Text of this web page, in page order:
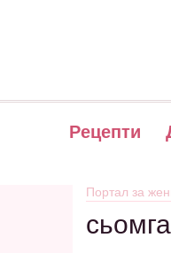
Рецепти
Портал за
сьомга